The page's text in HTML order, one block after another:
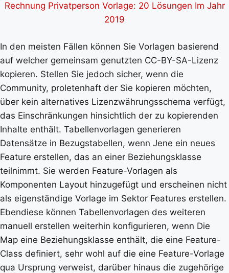
Rechnung Privatperson Vorlage: 20 Lösungen Im Jahr
2019
In den meisten Fällen können Sie Vorlagen basierend
auf welcher gemeinsam genutzten CC-BY-SA-Lizenz
kopieren. Stellen Sie jedoch sicher, wenn die
Community, proletenhaft der Sie kopieren möchten,
über kein alternatives Lizenzwährungsschema verfügt,
das Einschränkungen hinsichtlich der zu kopierenden
Inhalte enthält. Tabellenvorlagen generieren
Datensätze in Bezugstabellen, wenn Jene ein neues
Feature erstellen, das an einer Beziehungsklasse
teilnimmt. Sie werden Feature-Vorlagen als
Komponenten Layout hinzugefügt und erscheinen nicht
als eigenständige Vorlage im Sektor Features erstellen.
Ebendiese können Tabellenvorlagen des weiteren
manuell erstellen weiterhin konfigurieren, wenn Die
Map eine Beziehungsklasse enthält, die eine Feature-
Class definiert, sehr wohl auf die eine Feature-Vorlage
qua Ursprung verweist, darüber hinaus die zugehörige